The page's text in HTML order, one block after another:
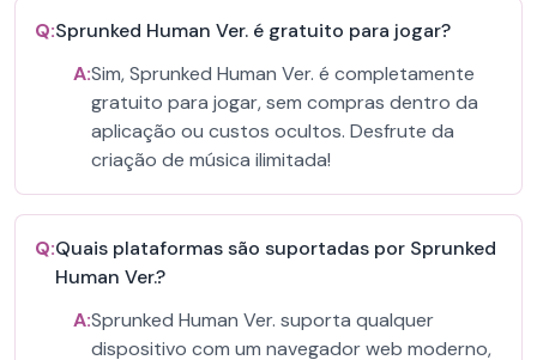
Q:Sprunked Human Ver. é gratuito para jogar?
A:Sim, Sprunked Human Ver. é completamente
gratuito para jogar, sem compras dentro da
aplicação ou custos ocultos. Desfrute da
criação de música ilimitada!
Q:Quais plataformas são suportadas por Sprunked
Human Ver.?
A:Sprunked Human Ver. suporta qualquer
dispositivo com um navegador web moderno,